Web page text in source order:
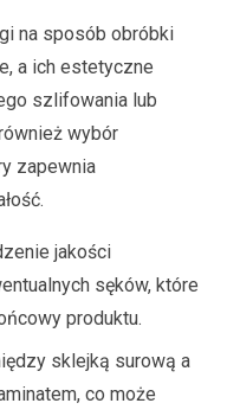
na sposób obróbki
a ich estetyczne
szlifowania lub
wybór
zapewnia
jakości
sęków, które
produktu.
sklejką surową a
co może